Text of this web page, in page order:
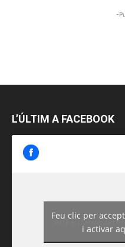
-
L’ÚLTIM A FACEBOOK
https://
Feu clic per
i activar